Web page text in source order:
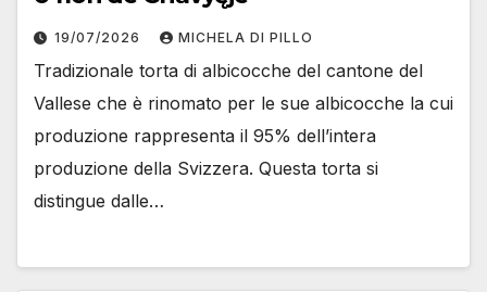
19/07/2026 MICHELA DI PILLO
Tradizionale torta di albicocche del cantone del
Vallese che è rinomato per le sue albicocche la cui
produzione rappresenta il 95% dell’intera
produzione della Svizzera. Questa torta si
distingue dalle…